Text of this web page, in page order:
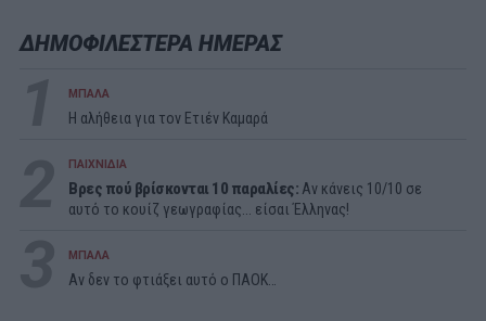
ΔΗΜΟΦΙΛΕΣΤΕΡΑ ΗΜΕΡΑΣ
ΜΠΑΛΑ
Η αλήθεια για τον Ετιέν Καμαρά
ΠΑΙΧΝΙΔΙΑ
Βρες πού βρίσκονται 10 παραλίες: Αν κάνεις 10/10 σε
αυτό το κουίζ γεωγραφίας... είσαι Έλληνας!
ΜΠΑΛΑ
Αν δεν το φτιάξει αυτό ο ΠΑΟΚ…